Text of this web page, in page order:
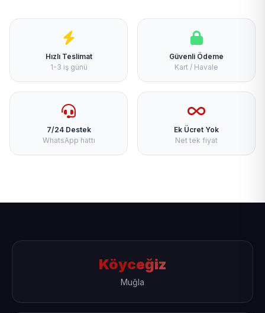
Hızlı Teslimat
1-3 iş günü
Güvenli Ödeme
Kart / Havale
7/24 Destek
WhatsApp hattı
Ek Ücret Yok
Net tek fiyat
Köyceğiz
Muğla